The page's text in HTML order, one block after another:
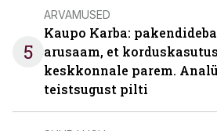
5
ARVAMUSED
Kaupo Karba:
arusaam, et
keskkonnale parem.
teistsugust pilti